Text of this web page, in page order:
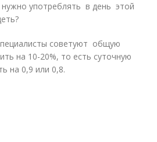
употреблять в день этой
советуют общую
на 10-20%, то есть суточную
на 0,9 или 0,8.